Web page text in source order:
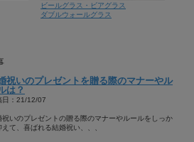
ビールグラス・ビアグラス
ダブルウォールグラス
祝いのプレゼントを贈る際のマナーやル
は？
日：21/12/07
祝いのプレゼントの贈る際のマナーやルールをしっか
えて、喜ばれる結婚祝い、、、